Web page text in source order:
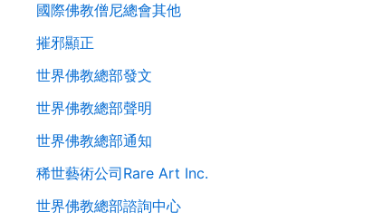
國際佛教僧尼總會其他
摧邪顯正
世界佛教總部發文
世界佛教總部聲明
世界佛教總部通知
稀世藝術公司Rare Art Inc.
世界佛教總部諮詢中心